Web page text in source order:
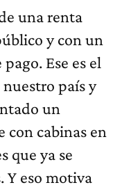
una renta
y con un
Ese es el
país y
un
con cabinas en
que ya se
Y eso motiva